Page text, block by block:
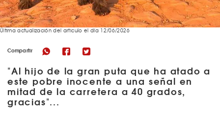
Compartir
"Al hijo de la gran puta que ha atado a
este pobre inocente a una señal en
mitad de la carretera a 40 grados,
gracias"...
Última actualización del articulo el día 12/06/2026